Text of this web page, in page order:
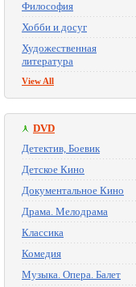
Философия
Хобби и досуг
Художественная
литература
View All
DVD
Детектив, Боевик
Детское Кино
Документальное Кино
Драма. Мелодрама
Классика
Комедия
Музыка. Опера. Балет